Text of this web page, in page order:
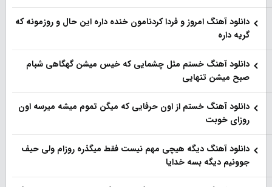
دانلود آهنگ امروز و فردا کردنامون خنده داره این حال و روزمونه که
گریه داره
دانلود آهنگ خستم مثل چشمایی که خیس میشن گهگاهی شبام
صبح میشن تنهایی
دانلود آهنگ خستم از اون حرفایی که میگن تموم میشه میرسه اون
روزای خوبت
دانلود آهنگ دیگه هیچی مهم نیست فقط میگذره روزام ولی حیف
جوونیم دیگه بسه خدایا